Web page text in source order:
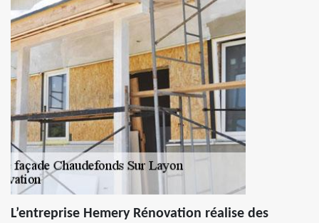
L’entreprise Hemery Rénovation réalise des